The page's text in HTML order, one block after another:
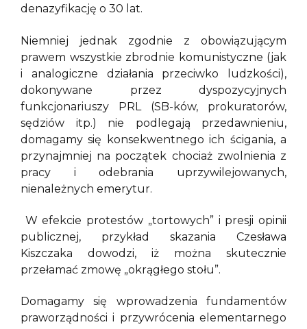
denazyfikację o 30 lat.
Niemniej jednak zgodnie z obowiązującym
prawem wszystkie zbrodnie komunistyczne (jak
i analogiczne działania przeciwko ludzkości),
dokonywane przez dyspozycyjnych
funkcjonariuszy PRL (SB-ków, prokuratorów,
sędziów itp.) nie podlegają przedawnieniu,
domagamy się konsekwentnego ich ścigania, a
przynajmniej na początek chociaż zwolnienia z
pracy i odebrania uprzywilejowanych,
nienależnych emerytur.
W efekcie protestów „tortowych” i presji opinii
publicznej, przykład skazania Czesława
Kiszczaka dowodzi, iż można skutecznie
przełamać zmowę „okrągłego stołu”.
Domagamy się wprowadzenia fundamentów
praworządności i przywrócenia elementarnego